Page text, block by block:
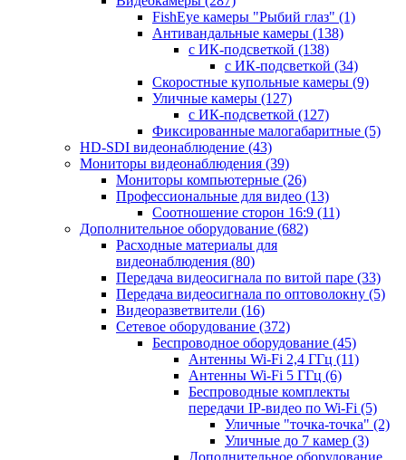
FishEye камеры "Рыбий глаз" (1)
Антивандальные камеры (138)
с ИК-подсветкой (138)
с ИК-подсветкой (34)
Скоростные купольные камеры (9)
Уличные камеры (127)
с ИК-подсветкой (127)
Фиксированные малогабаритные (5)
HD-SDI видеонаблюдение (43)
Мониторы видеонаблюдения (39)
Мониторы компьютерные (26)
Профессиональные для видео (13)
Соотношение сторон 16:9 (11)
Дополнительное оборудование (682)
Расходные материалы для
видеонаблюдения (80)
Передача видеосигнала по витой паре (33)
Передача видеосигнала по оптоволокну (5)
Видеоразветвители (16)
Сетевое оборудование (372)
Беспроводное оборудование (45)
Антенны Wi-Fi 2,4 ГГц (11)
Антенны Wi-Fi 5 ГГц (6)
Беспроводные комплекты
передачи IP-видео по Wi-Fi (5)
Уличные "точка-точка" (2)
Уличные до 7 камер (3)
Дополнительное оборудование